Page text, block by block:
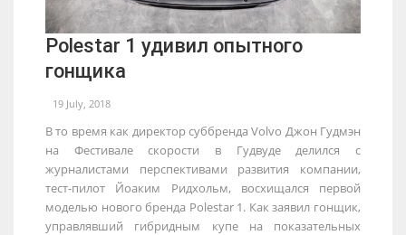
Polestar 1 удивил опытного
гонщика
19 July, 2018
В то время как директор суббренда Volvo Джон Гудмэн
на Фестивале скорости в Гудвуде делился с
журналистами перспективами развития компании,
тест-пилот Йоаким Ридхольм, восхищался первой
моделью нового бренда Polestar 1. Как заявил гонщик,
управлявший гибридным купе на показательных